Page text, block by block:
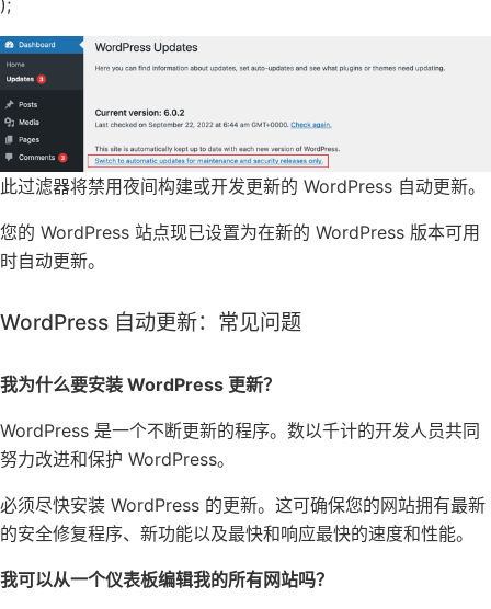
此过滤器将禁用夜间构建或开发更新的 WordPress 自动更新。
您的 WordPress 站点现已设置为在新的 WordPress 版本可用
时自动更新。
WordPress 自动更新：常见问题
我为什么要安装 WordPress 更新？
WordPress 是一个不断更新的程序。数以千计的开发人员共同
努力改进和保护 WordPress。
必须尽快安装 WordPress 的更新。这可确保您的网站拥有最新
的安全修复程序、新功能以及最快和响应最快的速度和性能。
我可以从一个仪表板编辑我的所有网站吗？